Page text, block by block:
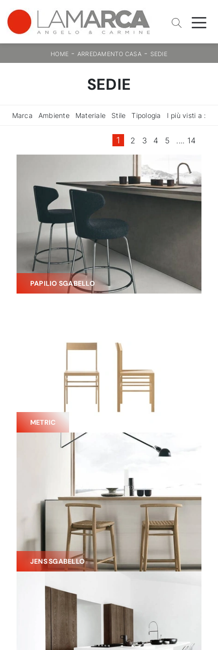
HOME - ARREDAMENTO CASA - SEDIE
SEDIE
Marca Ambiente Materiale Stile Tipologia I più visti a :
1 2 3 4 5 .... 14
PAPILIO SGABELLO
METRIC
JENS SGABELLO